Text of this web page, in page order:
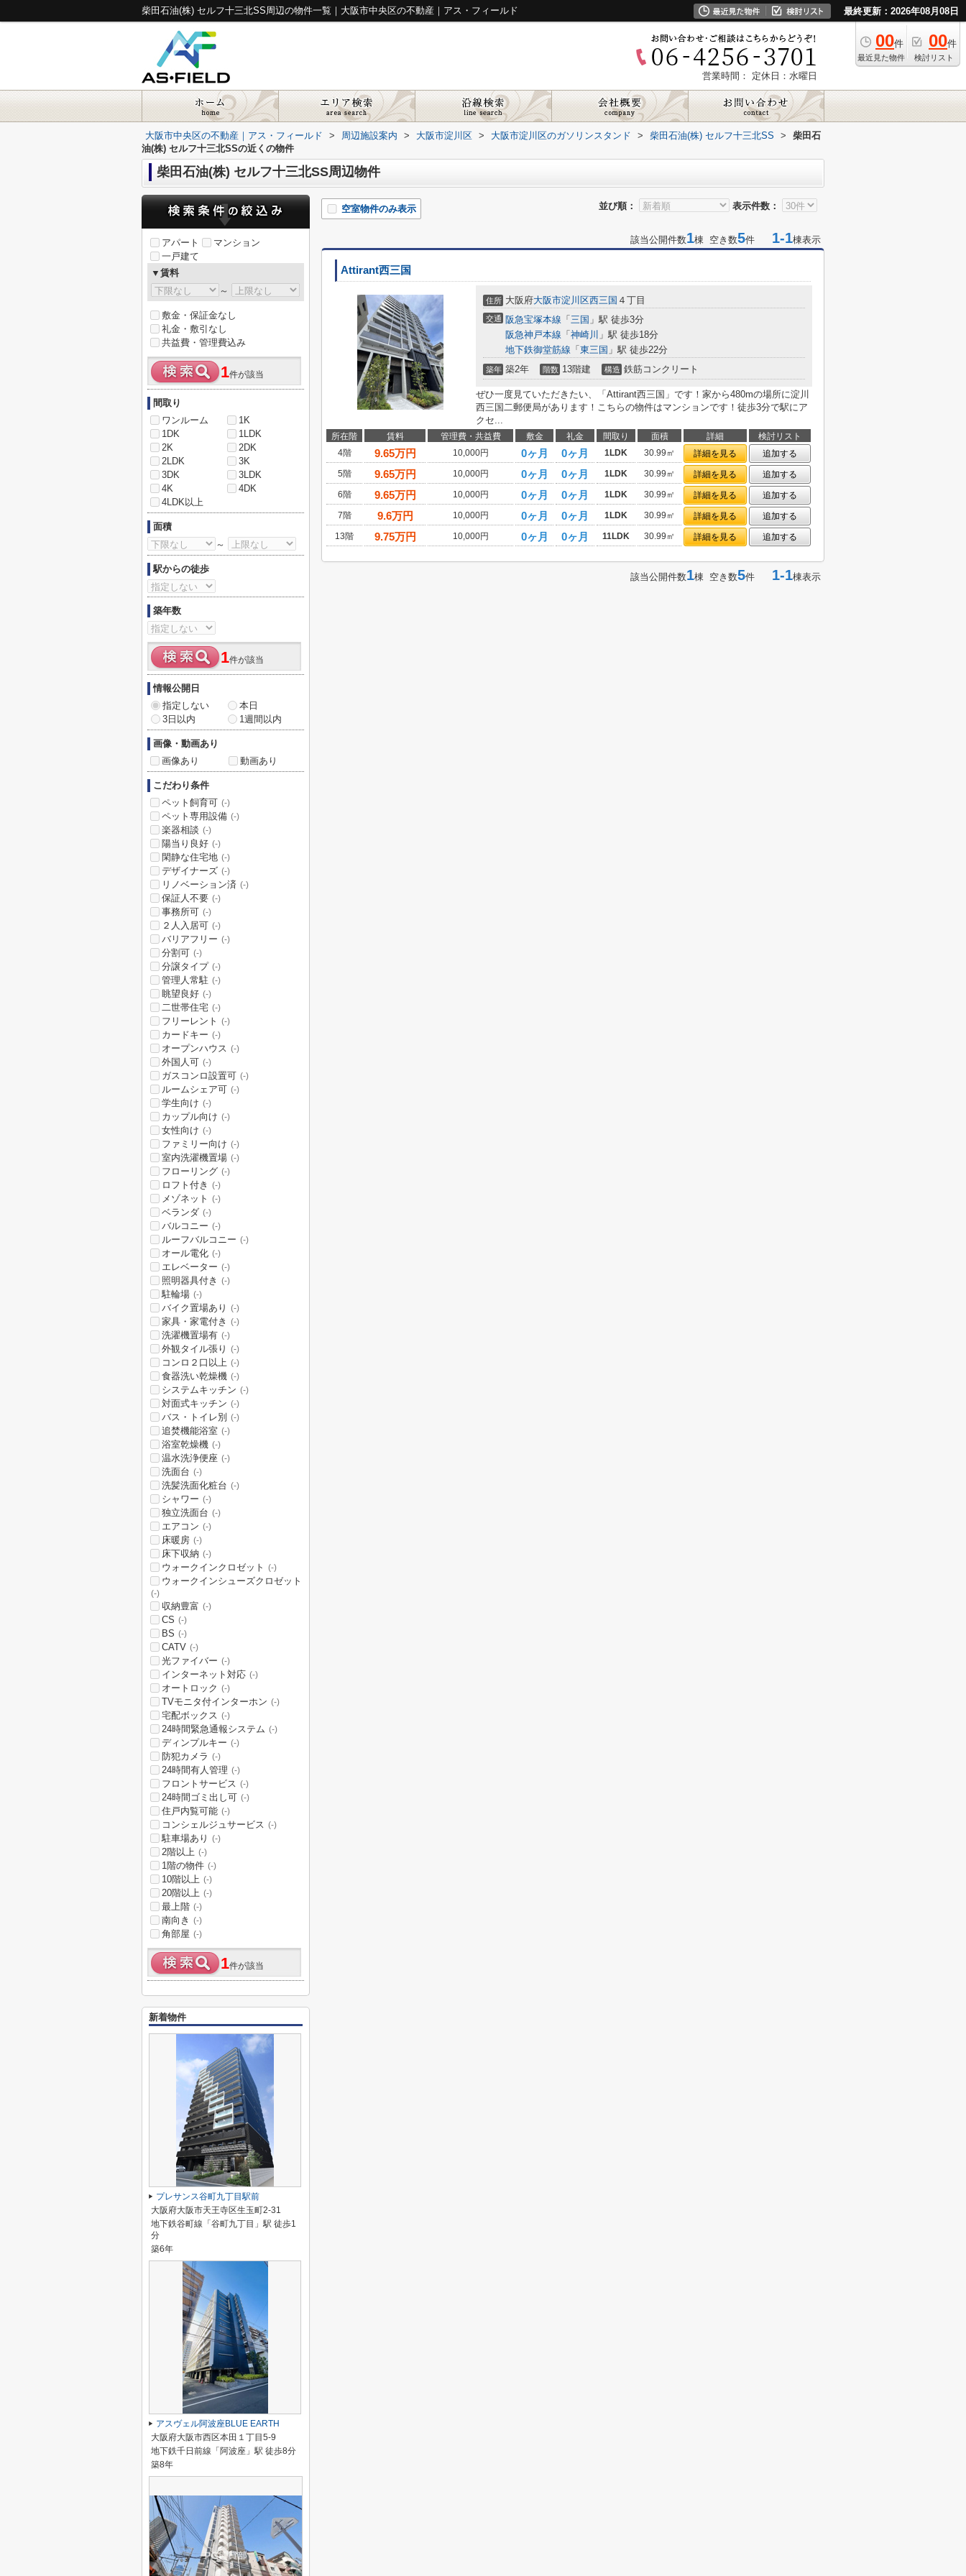
柴田石油(株) セルフ十三北SS周辺の物件一覧｜大阪市中央区の不動産｜アス・フィールド 最終更新：2026年08月08日
00件
最近見た物件
00件
検討リスト
営業時間： 定休日：水曜日
大阪市中央区の不動産｜アス・フィールド > 周辺施設案内 > 大阪市淀川区 > 大阪市淀川区のガソリンスタンド > 柴田石油(株) セルフ十三北SS >
柴田石
油(株) セルフ十三北SSの近くの物件
柴田石油(株) セルフ十三北SS周辺物件
並び順： 表示件数：
空室物件のみ表示
該当公開件数1棟 空き数5件 1-1棟表示
Attirant西三国
住所 大阪府大阪市淀川区西三国 ４丁目
交通 阪急宝塚本線 「 三国 」駅 徒歩3分
阪急神戸本線 「 神崎川 」駅 徒歩18分
地下鉄御堂筋線 「 東三国 」駅 徒歩22分
築年 築2年 階数 13階建 構造 鉄筋コンクリート
ぜひ一度見ていただきたい、「Attirant西三国」です！家から480mの場所に淀川
西三国二郵便局があります！こちらの物件はマンションです！徒歩3分で駅にア
クセ...
所在階 賃料 管理費・共益費 敷金 礼金 間取り 面積 詳細
検討リスト
4階
9.65万円 10,000円 0ヶ月 0ヶ月 1LDK 30.99㎡ 詳細を見る
追加する
5階
9.65万円 10,000円 0ヶ月 0ヶ月 1LDK 30.99㎡ 詳細を見る
追加する
6階
9.65万円 10,000円 0ヶ月 0ヶ月 1LDK 30.99㎡ 詳細を見る
追加する
7階
9.6万円 10,000円 0ヶ月 0ヶ月 1LDK 30.99㎡ 詳細を見る
追加する
13階
9.75万円 10,000円 0ヶ月 0ヶ月 11LDK 30.99㎡ 詳細を見る 追加する
該当公開件数1棟 空き数5件 1-1棟表示
アパート
マンション
一戸建て
▼賃料
～
敷金・保証金なし
礼金・敷引なし
共益費・管理費込み
1件が該当
間取り
ワンルーム
1K
1DK
1LDK
2K
2DK
2LDK
3K
3DK
3LDK
4K
4DK
4LDK以上
面積
～
駅からの徒歩
築年数
1件が該当
情報公開日
指定しない
本日
3日以内
1週間以内
画像・動画あり
画像あり
動画あり
こだわり条件
ペット飼育可 (-)
ペット専用設備 (-)
楽器相談 (-)
陽当り良好 (-)
閑静な住宅地 (-)
デザイナーズ (-)
リノベーション済 (-)
保証人不要 (-)
事務所可 (-)
２人入居可 (-)
バリアフリー (-)
分割可 (-)
分譲タイプ (-)
管理人常駐 (-)
眺望良好 (-)
二世帯住宅 (-)
フリーレント (-)
カードキー (-)
オープンハウス (-)
外国人可 (-)
ガスコンロ設置可 (-)
ルームシェア可 (-)
学生向け (-)
カップル向け (-)
女性向け (-)
ファミリー向け (-)
室内洗濯機置場 (-)
フローリング (-)
ロフト付き (-)
メゾネット (-)
ベランダ (-)
バルコニー (-)
ルーフバルコニー (-)
オール電化 (-)
エレベーター (-)
照明器具付き (-)
駐輪場 (-)
バイク置場あり (-)
家具・家電付き (-)
洗濯機置場有 (-)
外観タイル張り (-)
コンロ２口以上 (-)
食器洗い乾燥機 (-)
システムキッチン (-)
対面式キッチン (-)
バス・トイレ別 (-)
追焚機能浴室 (-)
浴室乾燥機 (-)
温水洗浄便座 (-)
洗面台 (-)
洗髪洗面化粧台 (-)
シャワー (-)
独立洗面台 (-)
エアコン (-)
床暖房 (-)
床下収納 (-)
ウォークインクロゼット (-)
ウォークインシューズクロゼット
(-)
収納豊富 (-)
CS (-)
BS (-)
CATV (-)
光ファイバー (-)
インターネット対応 (-)
オートロック (-)
TVモニタ付インターホン (-)
宅配ボックス (-)
24時間緊急通報システム (-)
ディンプルキー (-)
防犯カメラ (-)
24時間有人管理 (-)
フロントサービス (-)
24時間ゴミ出し可 (-)
住戸内覧可能 (-)
コンシェルジュサービス (-)
駐車場あり (-)
2階以上 (-)
1階の物件 (-)
10階以上 (-)
20階以上 (-)
最上階 (-)
南向き (-)
角部屋 (-)
1件が該当
新着物件
プレサンス谷町九丁目駅前
大阪府大阪市天王寺区生玉町2-31
地下鉄谷町線「谷町九丁目」駅 徒歩1
分
築6年
アスヴェル阿波座BLUE EARTH
大阪府大阪市西区本田１丁目5-9
地下鉄千日前線「阿波座」駅 徒歩8分
築8年